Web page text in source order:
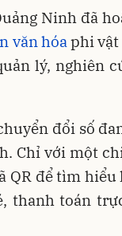
Ninh đã
văn hóa phi vật
lý, nghiên
đổi số
Chỉ với một
QR để tìm
thanh toán